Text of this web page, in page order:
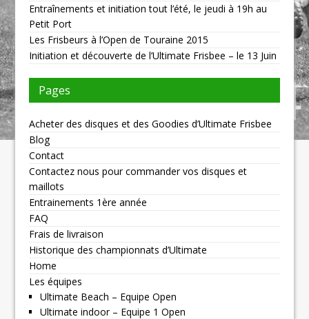
Entraînements et initiation tout l’été, le jeudi à 19h au
Petit Port
Les Frisbeurs à l’Open de Touraine 2015
Initiation et découverte de l’Ultimate Frisbee – le 13 Juin
Pages
Acheter des disques et des Goodies d’Ultimate Frisbee
Blog
Contact
Contactez nous pour commander vos disques et
maillots
Entrainements 1ère année
FAQ
Frais de livraison
Historique des championnats d’Ultimate
Home
Les équipes
Ultimate Beach – Equipe Open
Ultimate indoor – Equipe 1 Open